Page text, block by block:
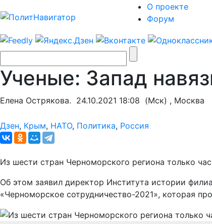
О проекте
Форум
Ученые: Запад
Елена Острякова. 24.10.2021 18:08 (Мск) , Москва
Дзен, Крым, НАТО, Политика, Россия
Из шести стран Черноморского региона только
Об этом заявил директор Института истории
«Черноморское сотрудничество-2021», которая